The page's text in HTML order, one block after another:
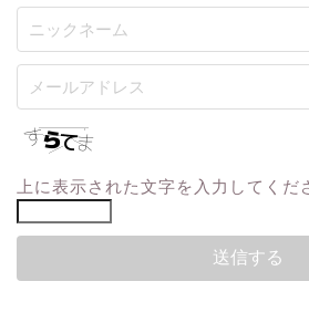
上に表示された文字を入力してくだ